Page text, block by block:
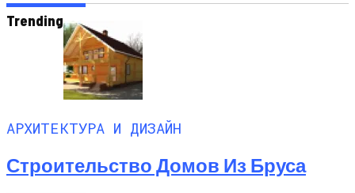
Trending
АРХИТЕКТУРА И ДИЗАЙН
Строительство Домов Из Бруса